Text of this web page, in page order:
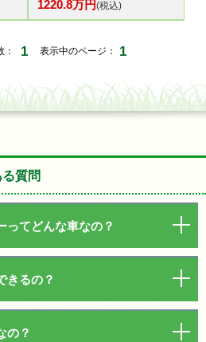
1220.8万円(税込)
1 表示中のページ： 1
質問
ってどんな車なの？
きるの？
の？